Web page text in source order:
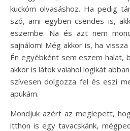
kuckóm olvasáshoz. Ha pedig
szó, ami egyben csendes is,
eszembe. Na és azt nem
sajnálom! Még akkor is, ha
Én egyébként sem eszem halat,
akkor is látok valahol logikát
szívesen dolgozza fel és eszi
apukám.
Mondjuk azért az meglepett,
itthon is egy tavacskánk,